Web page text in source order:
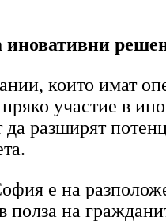
иновативни
които имат
участие в
разширят
е на
на